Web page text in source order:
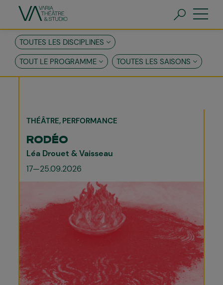
contenu
principal
FR EN
TOUTES LES DISCIPLINES
TOUT LE PROGRAMME
TOUTES LES SAISONS
THÉÂTRE PERFORMANCE
RODÉO
Léa Drouet & Vaisseau
17—25.09.2026